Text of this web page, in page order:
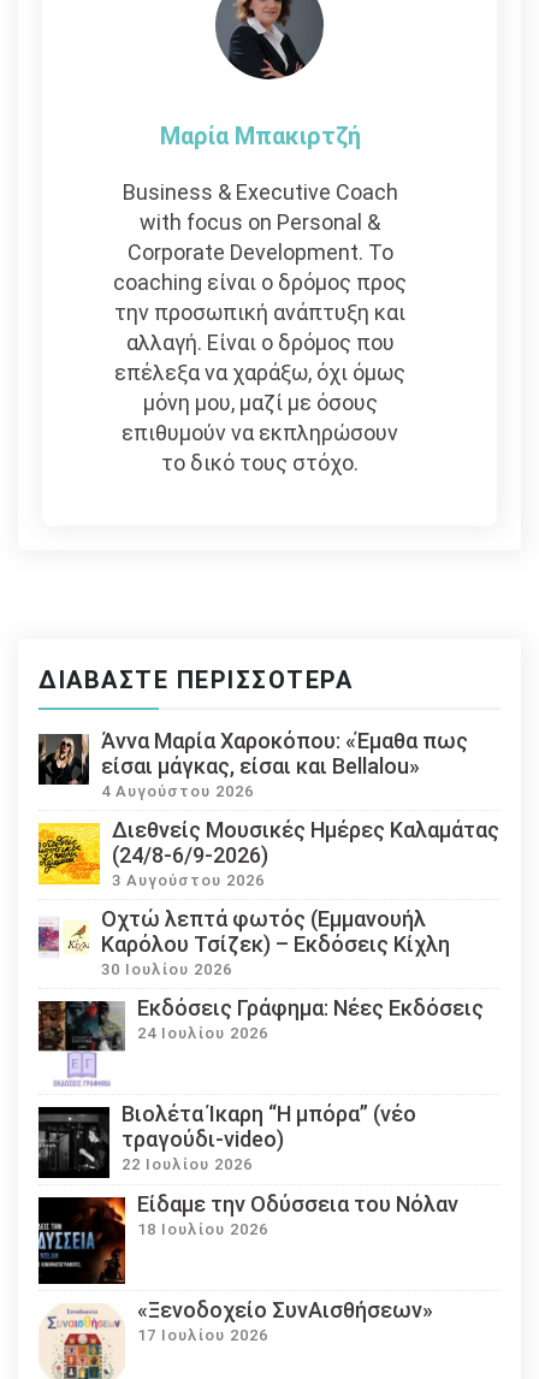
Μαρία Μπακιρτζή
Business & Executive Coach
with focus on Personal &
Corporate Development. To
coaching είναι ο δρόμος προς
την προσωπική ανάπτυξη και
αλλαγή. Είναι ο δρόμος που
επέλεξα να χαράξω, όχι όμως
μόνη μου, μαζί με όσους
επιθυμούν να εκπληρώσουν
το δικό τους στόχο.
ΔΙΑΒΆΣΤΕ ΠΕΡΙΣΣΌΤΕΡΑ
Άννα Μαρία Χαροκόπου: «Έμαθα πως
είσαι μάγκας, είσαι και Bellalou»
4 Αυγούστου 2026
Διεθνείς Μουσικές Ημέρες Καλαμάτας
(24/8-6/9-2026)
3 Αυγούστου 2026
Οχτώ λεπτά φωτός (Εμμανουήλ
Καρόλου Τσίζεκ) – Εκδόσεις Κίχλη
30 Ιουλίου 2026
Εκδόσεις Γράφημα: Νέες Εκδόσεις
24 Ιουλίου 2026
Βιολέτα Ίκαρη “Η μπόρα” (νέο
τραγούδι-video)
22 Ιουλίου 2026
Eίδαμε την Οδύσσεια του Νόλαν
18 Ιουλίου 2026
«Ξενοδοχείο ΣυνΑισθήσεων»
17 Ιουλίου 2026